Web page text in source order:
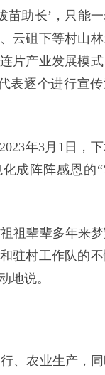
苗助长’，只能
云砠下等村山
片产业发展模
表逐个进行宣
年3月1日，
成阵阵感恩的
祖辈辈多年来
驻村工作队的
地说。
、农业生产，